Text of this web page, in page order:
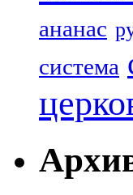
ананас
система